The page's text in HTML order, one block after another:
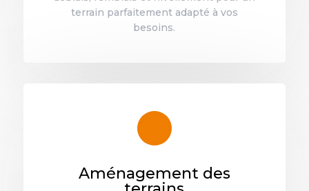
terrain parfaitement adapté à vos
besoins.
Aménagement des